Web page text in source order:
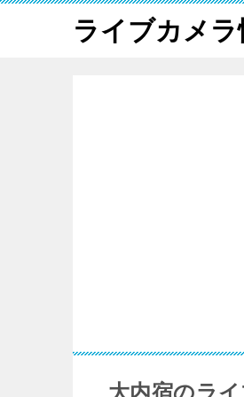
ライブカメラ
大内宿のラ